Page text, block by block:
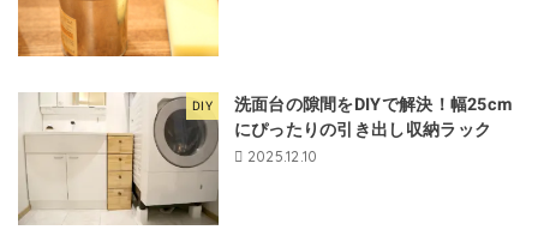
DIY
洗面台の隙間をDIYで解決！幅25cm
にぴったりの引き出し収納ラック
2025.12.10